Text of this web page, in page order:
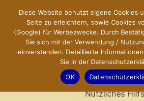
springen
X-
–
Nützliches
Diese Website benutzt eigene Cookies
Seite zu erleichtern, sowie Cookies
(Google) für Werbezwecke. Durch
Sie sich mit der Verwendung /
einverstanden. Detaillierte
Sie in der
OK